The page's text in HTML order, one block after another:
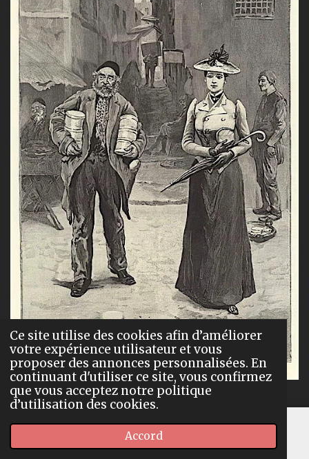
Ce site utilise des cookies afin d’améliorer
votre expérience utilisateur et vous
proposer des annonces personnalisées. En
continuant d'utiliser ce site, vous confirmez
que vous acceptez notre politique
d’utilisation des cookies.
Accord
William Douglas Almond
Buying Sweetmeats in Constantinople, gravure, 1891.
Carte